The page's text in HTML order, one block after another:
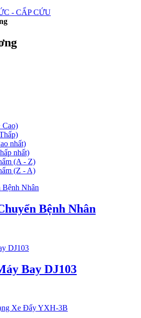
- CẤP CỨU
Cao)
nhất)
nhất)
(A - Z)
(Z - A)
Bệnh Nhân
Bay DJ103